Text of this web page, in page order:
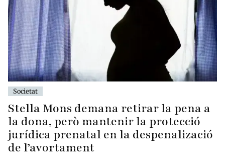
Societat
Stella Mons demana retirar la pena a
la dona, però mantenir la protecció
jurídica prenatal en la despenalizació
de l’avortament